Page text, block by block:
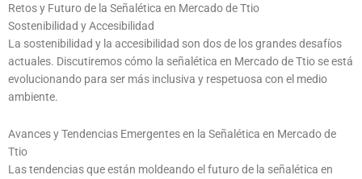
Retos y Futuro de la Señalética en Mercado de Ttio
Sostenibilidad y Accesibilidad
La sostenibilidad y la accesibilidad son dos de los grandes desafíos
actuales. Discutiremos cómo la señalética en Mercado de Ttio se está
evolucionando para ser más inclusiva y respetuosa con el medio
ambiente.
Avances y Tendencias Emergentes en la Señalética en Mercado de
Ttio
Las tendencias que están moldeando el futuro de la señalética en